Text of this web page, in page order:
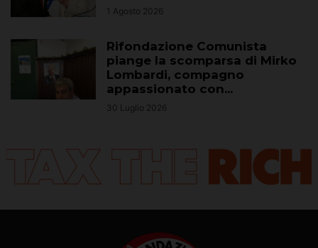
1 Agosto 2026
Rifondazione Comunista
piange la scomparsa di Mirko
Lombardi, compagno
appassionato con...
30 Luglio 2026